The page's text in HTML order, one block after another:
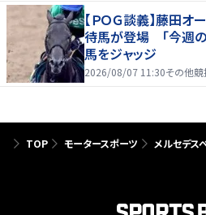
【ＰＯＧ談義】藤田
待馬が登場 「今週の
馬をジャッジ
2026/08/07 11:30その他競
TOP モータースポーツ メルセデス